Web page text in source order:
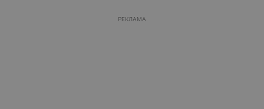
РЕКЛАМА